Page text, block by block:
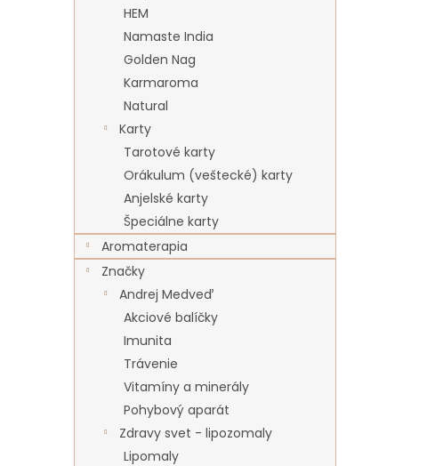
HEM
Namaste India
Golden Nag
Karmaroma
Natural
Karty
Tarotové karty
Orákulum (veštecké) karty
Anjelské karty
Špeciálne karty
Aromaterapia
Značky
Andrej Medveď
Akciové balíčky
Imunita
Trávenie
Vitamíny a minerály
Pohybový aparát
Zdravy svet - lipozomaly
Lipomaly